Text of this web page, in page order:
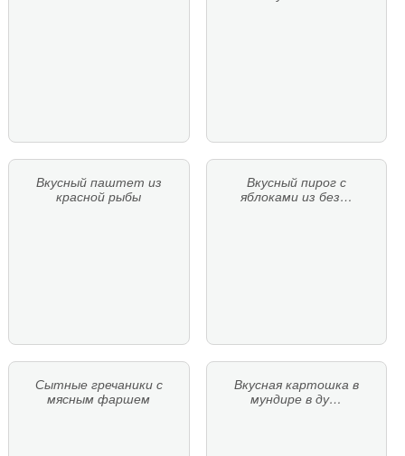
Вкусный паштет из
красной рыбы
Вкусный пирог с
яблоками из без…
Сытные гречаники с
мясным фаршем
Вкусная картошка в
мундире в ду…